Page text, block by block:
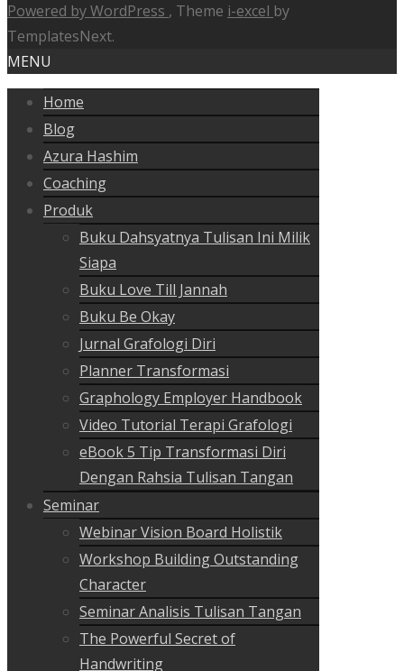
Powered by WordPress , Theme i-excel by
TemplatesNext.
MENU
Home
Blog
Azura Hashim
Coaching
Produk
Buku Dahsyatnya Tulisan Ini Milik
Siapa
Buku Love Till Jannah
Buku Be Okay
Jurnal Grafologi Diri
Planner Transformasi
Graphology Employer Handbook
Video Tutorial Terapi Grafologi
eBook 5 Tip Transformasi Diri
Dengan Rahsia Tulisan Tangan
Seminar
Webinar Vision Board Holistik
Workshop Building Outstanding
Character
Seminar Analisis Tulisan Tangan
The Powerful Secret of
Handwriting